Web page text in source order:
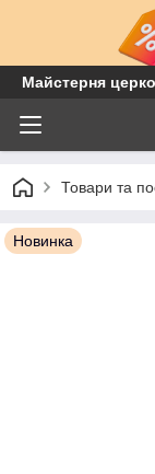
Майстерня
Товари та
Новинка